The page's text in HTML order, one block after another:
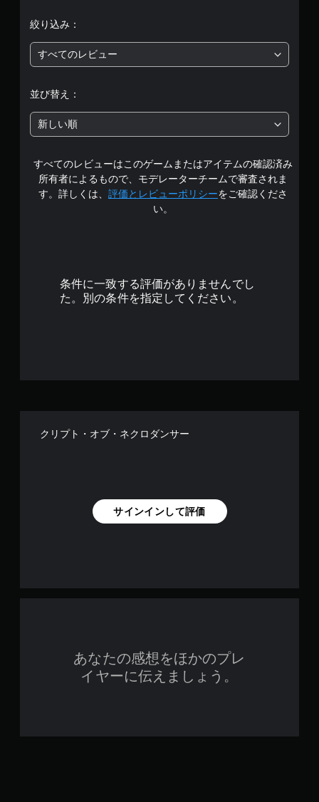
価
は
段
階
中
の
絞り込み：
すべてのレビュー
並び替え：
新しい順
すべてのレビューはこのゲームまたはアイテムの確認済み
所有者によるもので、モデレーターチームで審査されま
す。詳しくは、 評価とレビューポリシーをご確認くださ
い。
条件に一致する評価がありませんでし
た。別の条件を指定してください。
クリプト・オブ・ネクロダンサー
サインインして評価
あなたの感想をほかのプレ
イヤーに伝えましょう。